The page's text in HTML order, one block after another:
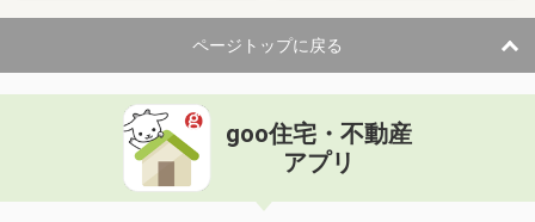
ページトップに戻る
goo住宅・不動産
アプリ